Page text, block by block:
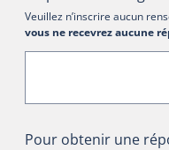
Veuillez n’inscrire aucun
vous ne recevrez aucune
Pour obtenir une